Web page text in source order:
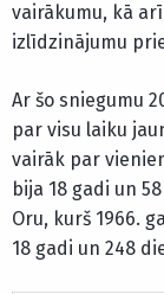
vairākumu, kā
izlīdzinājumu
Ar šo sniegumu
par visu laiku
vairāk par
bija 18 gadi un
Oru, kurš 1966.
18 gadi un 248